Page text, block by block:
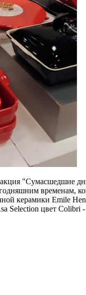
"Сумасшедшие
временам,
керамики Emile
Selection цвет